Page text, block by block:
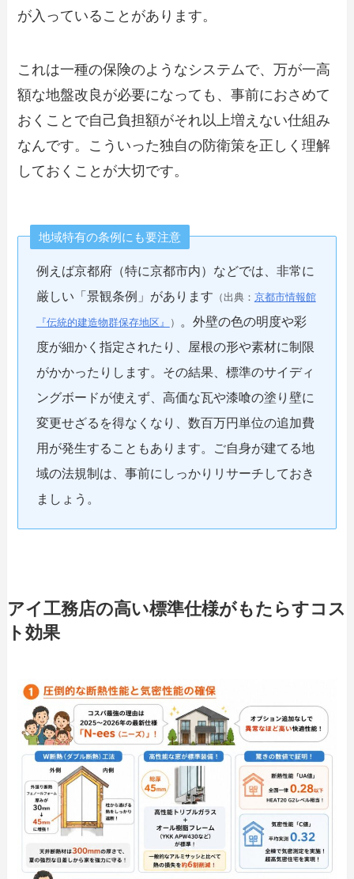
が入っていることがあります。
これは一種の保険のようなシステムで、万が一高
額な地盤改良が必要になっても、事前におさめて
おくことで自己負担額がそれ以上増えない仕組み
なんです。こういった独自の防衛策を正しく理解
しておくことが大切です。
地域特有の条例にも要注意
例えば京都府（特に京都市内）などでは、非常に
厳しい「景観条例」があります （出典： 京都市情報館
『伝統的建造物群保存地区』 ）
。外壁の色の明度や彩
度が細かく指定されたり、屋根の形や素材に制限
がかかったりします。その結果、標準のサイディ
ングボードが使えず、高価な瓦や漆喰の塗り壁に
変更せざるを得なくなり、数百万円単位の追加費
用が発生することもあります。ご自身が建てる地
域の法規制は、事前にしっかりリサーチしておき
ましょう。
アイ工務店の高い標準仕様がもたらすコス
ト効果